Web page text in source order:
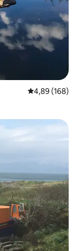
Średnia
4,89 (168)